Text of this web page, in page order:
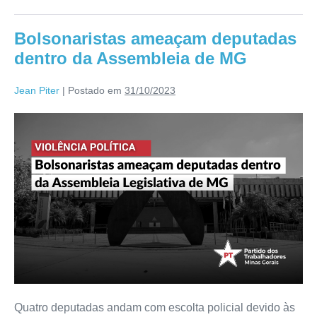
Bolsonaristas ameaçam deputadas
dentro da Assembleia de MG
Jean Piter | Postado em 31/10/2023
Quatro deputadas andam com escolta policial devido às